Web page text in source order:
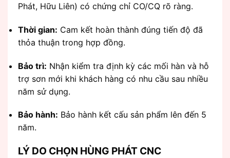
Phát, Hữu Liên) có chứng chỉ CO/CQ rõ ràng.
Thời gian: Cam kết hoàn thành đúng tiến độ đã
thỏa thuận trong hợp đồng.
Bảo trì: Nhận kiểm tra định kỳ các mối hàn và hỗ
trợ sơn mới khi khách hàng có nhu cầu sau nhiều
năm sử dụng.
Bảo hành: Bảo hành kết cấu sản phẩm lên đến 5
năm.
LÝ DO CHỌN HÙNG PHÁT CNC